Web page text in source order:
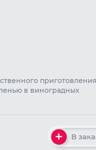
в виноградных
В